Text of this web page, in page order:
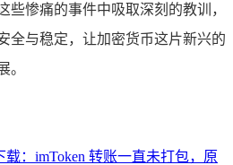
些惨痛的事件中吸取深刻的教训，
全与稳定，让加密货币这片新兴的
。
载：imToken 转账一直未打包，原